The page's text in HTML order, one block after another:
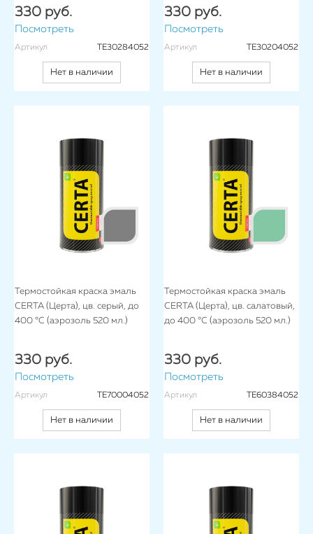
330 руб.
Посмотреть
Артикул TE30284052
Нет в наличии
330 руб.
Посмотреть
Артикул TE30204052
Нет в наличии
Термостойкая краска эмаль
CERTA (Церта), цв. серый, до
400 °C (аэрозоль 520 мл.)
330 руб.
Посмотреть
Артикул TE70004052
Нет в наличии
Термостойкая краска эмаль
CERTA (Церта), цв. салатовый,
до 400 °C (аэрозоль 520 мл.)
330 руб.
Посмотреть
Артикул TE60384052
Нет в наличии